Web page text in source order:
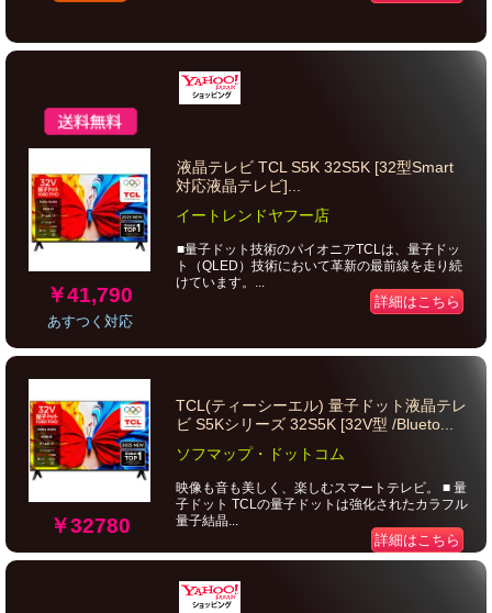
￥41,790
あすつく対応
液晶テレビ TCL S5K 32S5K [32型Smart
対応液晶テレビ]...
イートレンドヤフー店
■量子ドット技術のパイオニアTCLは、量子ドッ
ト（QLED）技術において革新の最前線を走り続
けています。...
詳細はこちら
￥32780
TCL(ティーシーエル) 量子ドット液晶テレ
ビ S5Kシリーズ 32S5K [32V型 /Blueto...
ソフマップ・ドットコム
映像も音も美しく、楽しむスマートテレビ。 ■ 量
子ドット TCLの量子ドットは強化されたカラフル
量子結晶...
詳細はこちら